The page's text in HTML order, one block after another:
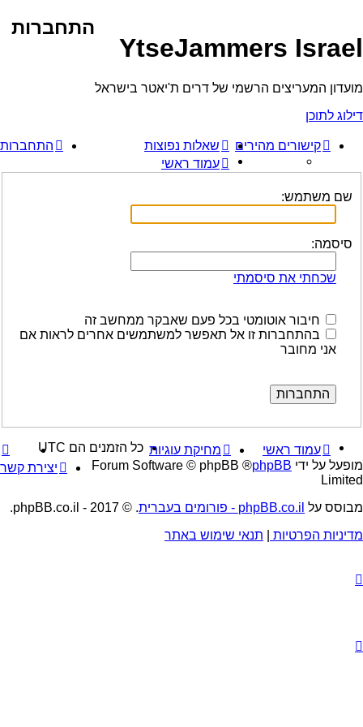
YtseJammers Israel
מועדון המעריצים הרשמי של דרים ת'יאטר בישראל
דילוג לתוכן
קישורים מהירים שאלות נפוצות
התחברות
עמוד ראשי
התחברות
שם משתמש:
סיסמה:
שכחתי את סיסמתי
חיבור אוטומטי בכל פעם שאבקר ממחשב זה
בהתחברות זו אל תאפשר למשתמשים אחרים לראות אם
אני מחובר
עמוד ראשי כל הזמנים הם UTC
מחיקת עוגיות
יצירת קשר
מופעל על ידי phpBB
® Forum Software © phpBB
Limited
מבוסס על phpBB.co.il - פורומים בעברית
. © 2017 - phpBB.co.il.
מדיניות הפרטיות
תנאי שימוש באתר